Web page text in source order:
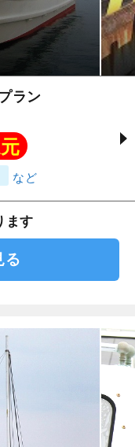
ラン
ます
る